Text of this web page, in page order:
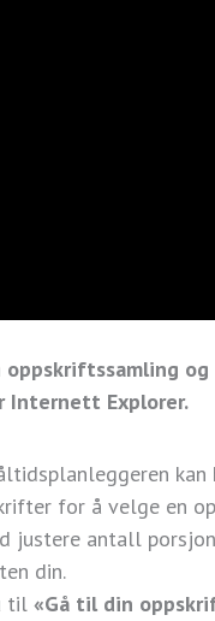
oppskriftssamling
Internett Explorer.
for å velge en
justere antall
din.
til «Gå til din